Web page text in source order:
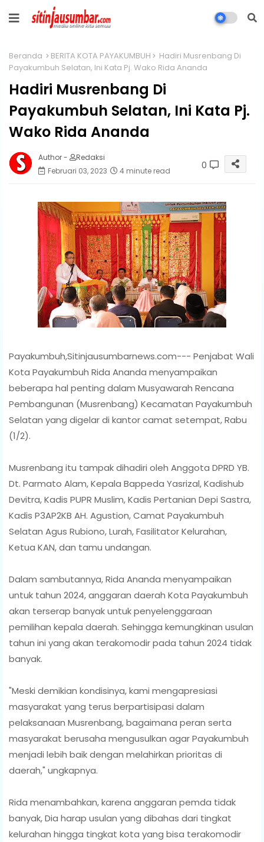
Beranda BERITA KOTA PAYAKUMBUH
Hadiri Musrenbang Di
Payakumbuh Selatan, Ini Kata Pj. Wako Rida Ananda
Hadiri Musrenbang Di
Payakumbuh Selatan, Ini Kata Pj.
Wako Rida Ananda
Author -
Redaksi
Februari 03, 2023
4 minute read 0
Payakumbuh,Sitinjausumbarnews.com--- Penjabat Wali
Kota Payakumbuh Rida Ananda menyampaikan
beberapa hal penting dalam Musyawarah Rencana
Pembangunan (Musrenbang) Kecamatan Payakumbuh
Selatan yang digelar di kantor camat setempat, Rabu
(1/2).
Musrenbang itu tampak dihadiri oleh Anggota DPRD YB.
Dt. Parmato Alam, Kepala Bappeda Yasrizal, Kadishub
Devitra, Kadis PUPR Muslim, Kadis Pertanian Depi Sastra,
Kadis P3AP2KB AH. Agustion, Camat Payakumbuh
Selatan Agus Rubiono, Lurah, Fasilitator Kelurahan,
Ketua KAN, dan tamu undangan.
Dalam sambutannya, Rida Ananda menyampaikan
untuk tahun 2024, anggaran daerah Kota Payakumbuh
akan terserap banyak untuk penyelenggaraan
pemilihan kepala daerah. Sehingga kemungkinan usulan
tahun ini yang akan terakomodir pada tahun 2024 tidak
banyak.
"Meski demikian kondisinya, kami mengapresiasi
masyarakat yang terus berpartisipasi dalam
pelaksanaan Musrenbang, bagaimana peran serta
masyarakat berusaha mengusulkan agar Payakumbuh
menjadi lebih baik dengan melahirkan prioritas di
daerah," ungkapnya.
Rida menambahkan, karena anggaran pemda tidak
banyak, Dia harap usulan yang dibahas dari tingkat
kelurahan hingga tingkat kota yang bisa terakomodir